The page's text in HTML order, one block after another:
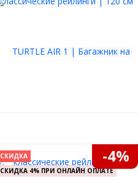
СКИДКА
СКИДКА 4% ПРИ ОНЛАЙН ОПЛАТЕ
-4%